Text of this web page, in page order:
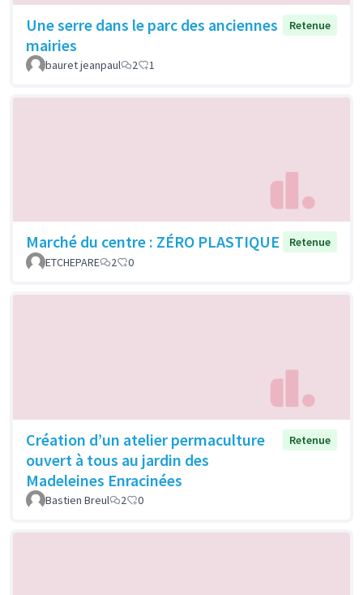
Une serre dans le parc des anciennes
mairies
Retenue
bauret jeanpaul 2 1
Marché du centre : ZÉRO PLASTIQUE
Retenue
ETCHEPARE
2 0
Création d’un atelier permaculture
ouvert à tous au jardin des
Madeleines Enracinées
Retenue
Bastien Breul 2 0